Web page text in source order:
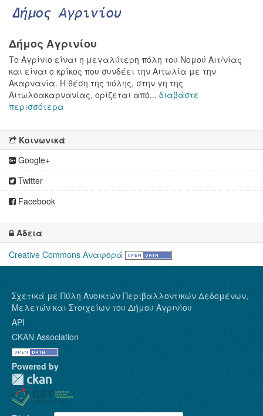
Δήμος Αγρινίου
Το Αγρίνιο είναι η μεγαλύτερη πόλη του Νομού Αιτ/νίας
και είναι ο κρίκος που συνδέει την Αιτωλία με την
Ακαρνανία. Η θέση της πόλης, στην γη της
Αιτωλοακαρνανίας, ορίζεται από... διαβάστε
περισσότερα
Κοινωνικά
Google+
Twitter
Facebook
Άδεια
Creative Commons Αναφορά
Σχετικά με Πύλη Ανοικτών Περιβαλλοντικών Δεδομένων,
Μελετών και Στοιχείων του Δήμου Αγρινίου
API
CKAN Association
Powered by